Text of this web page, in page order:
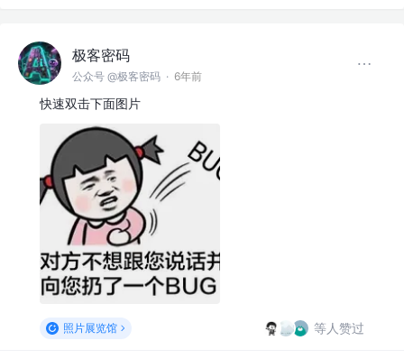
极客密码
公众号 @极客密码 · 6年前
快速双击下面图片
照片展览馆 等人赞过